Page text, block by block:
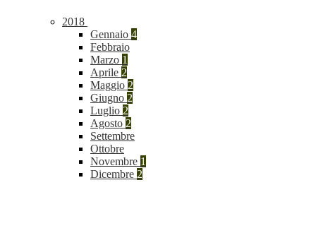
2018
Gennaio 4
Febbraio
Marzo 1
Aprile 2
Maggio 2
Giugno 2
Luglio 2
Agosto 2
Settembre
Ottobre
Novembre 1
Dicembre 2